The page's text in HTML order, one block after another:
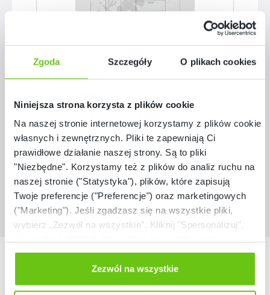
Zgoda Szczegóły O plikach cookies
Niniejsza strona korzysta z plików cookie
Na naszej stronie internetowej korzystamy z plików cookie:
własnych i zewnętrznych. Pliki te zapewniają Ci
prawidłowe działanie naszej strony. Są to pliki
"Niezbędne". Korzystamy też z plików do analiz ruchu na
naszej stronie ("Statystyka"), plików, które zapisują
Twoje preferencje ("Preferencje") oraz marketingowych
("Marketing"). Jeśli zgadzasz się na wszystkie pliki,
wybierz „Zezwól na wszystkie”. Kliknij "Spersonalizuj",
Odmów zgody poprzez przycisk „Odmowa”. Wtedy
użyjemy tylko plików niezbędnych dla naszej strony.
Twój wybór możesz zmienić przez kliknięcie przycisku w
Zezwól na wszystkie
Kuchnia Grande - zestaw 2
Kod produktu:ZEST5692
7 868,30 zł - 8 018,30 zł
Nasze marki